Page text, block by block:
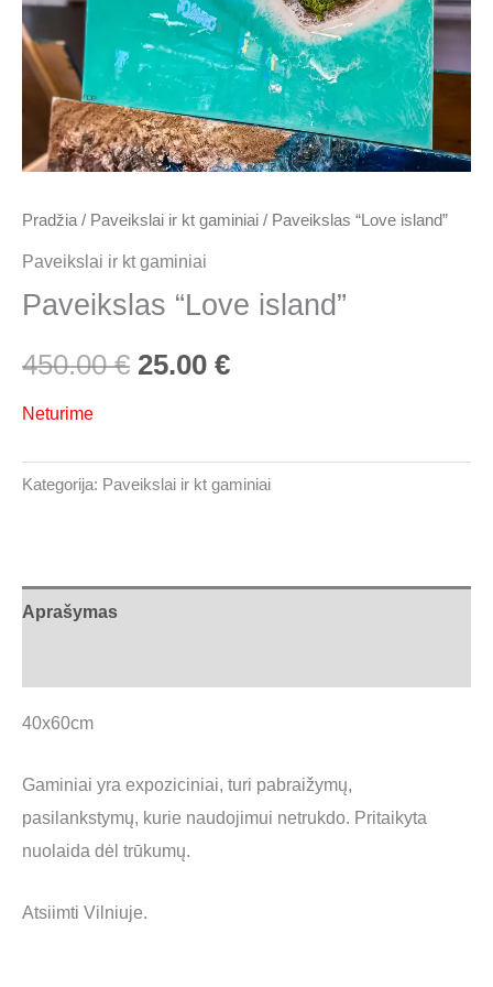
Pradžia / Paveikslai ir kt gaminiai / Paveikslas “Love island”
Paveikslai ir kt gaminiai
Paveikslas “Love island”
450.00€
450.00 €.
25.00 €
25.00 €.
Neturime
Kategorija: Paveikslai ir kt gaminiai
Aprašymas
40x60cm
Gaminiai yra expoziciniai, turi pabraižymų,
pasilankstymų, kurie naudojimui netrukdo. Pritaikyta
nuolaida dėl trūkumų.
Atsiimti Vilniuje.